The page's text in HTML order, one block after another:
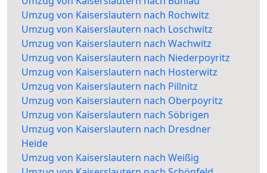
Umzug von Kaiserslautern nach Rochwitz
Umzug von Kaiserslautern nach Loschwitz
Umzug von Kaiserslautern nach Wachwitz
Umzug von Kaiserslautern nach Niederpoyritz
Umzug von Kaiserslautern nach Hosterwitz
Umzug von Kaiserslautern nach Pillnitz
Umzug von Kaiserslautern nach Oberpoyritz
Umzug von Kaiserslautern nach Söbrigen
Umzug von Kaiserslautern nach Dresdner
Heide
Umzug von Kaiserslautern nach Weißig